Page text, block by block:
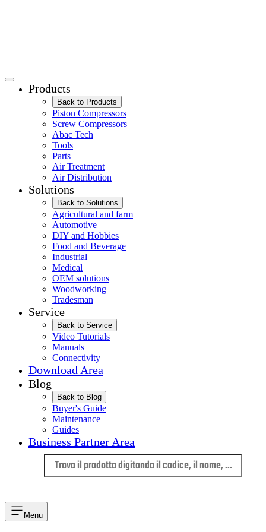
Products
Back to Products
Piston Compressors
Screw Compressors
Abac Tech
Tools
Parts
Air Treatment
Air Distribution
Solutions
Back to Solutions
Agricultural and farm
Automotive
DIY and Hobbies
Food and Beverage
Industrial
Medical
OEM solutions
Woodworking
Tradesman
Service
Back to Service
Video Tutorials
Manuals
Connectivity
Download Area
Blog
Back to Blog
Buyer's Guide
Maintenance
Guides
Business Partner Area
Menu